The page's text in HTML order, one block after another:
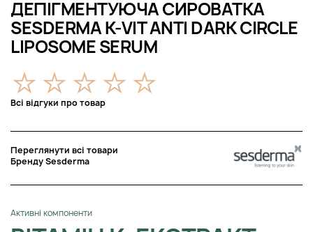
ДЕПІГМЕНТУЮЧА СИРОВАТКА
SESDERMA K-VIT ANTI DARK CIRCLE
LIPOSOME SERUM
Всі відгуки про товар
Переглянути всі товари
Бренду Sesderma
Активні компоненти